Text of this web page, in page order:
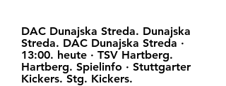
DAC Dunajska Streda. Dunajska
Streda. DAC Dunajska Streda ·
13:00. heute · TSV Hartberg.
Hartberg. Spielinfo · Stuttgarter
Kickers. Stg. Kickers.